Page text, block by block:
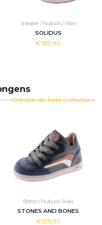
Sneaker / Nubuck / Vison
SOLIDUS
€189,90
Ontdek de hele collectie »
Bottin / Nubuck / Kaki
STONES AND BONES
€105,90